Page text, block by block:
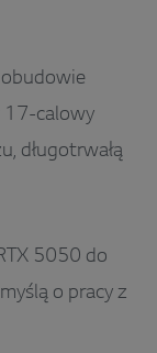
17-calowy
długotrwałą
5050 do
o pracy z